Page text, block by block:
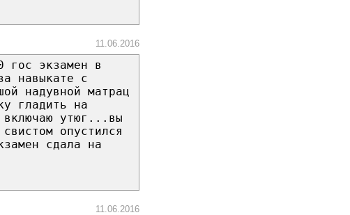
11.06.2016
гос экзамен в
навыкате с
надувной матрац
гладить на
включаю утюг...вы
опустился
сдала на
11.06.2016